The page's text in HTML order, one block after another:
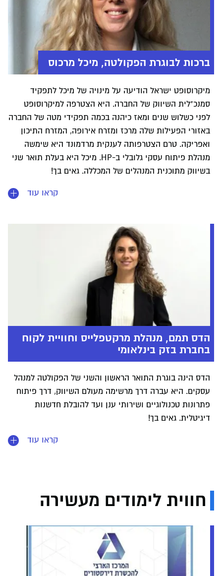
ברכות לבוגרת הפקולטה, מיכל מרכוס
מיקרוסופט ישראל הודיעה על מינויה של מיכל לתפקיד
סמנכ"לית השיווק של החברה. היא הצטרפה למיקרוסופט
לפני כשלוש שנים ומאז כיהנה בכמה תפקידי מטה של החברה
באזורי הפעילות שלה מרכז ומזרח אירופה, המזרח התיכון
ואפריקה. טרם הצטרפותה לענקית מרדמונד היא שימשה
מנהלת פיתוח עסקי גלובלי ב-HP. מיכל היא בעלת תואר שני
בשיווק מתוכנית המנהלים של המכללה. גאים בך!
קראו עוד
הדס תמם, מנהלת מרקטפלייס וחוויית לקוח
בחברת בזק בינלאומי
הדס הינה בוגרת התואר הראשון והשני של הפקולטה למנהל
עסקים. היא עברה דרך מרשימה מעולם השיווק, דרך פיתוח
פתרונות טכנולוגיים ושירותי ענן ועד להובלת חדשנות
דיגיטלית. גאים בך!
קראו עוד
חווית לימודים מעשירה